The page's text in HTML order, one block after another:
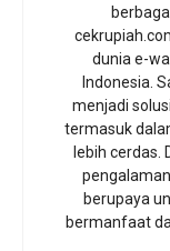
dunia e-
Indonesia.
menjadi
termasuk
lebih cerdas.
berupaya
bermanfaat